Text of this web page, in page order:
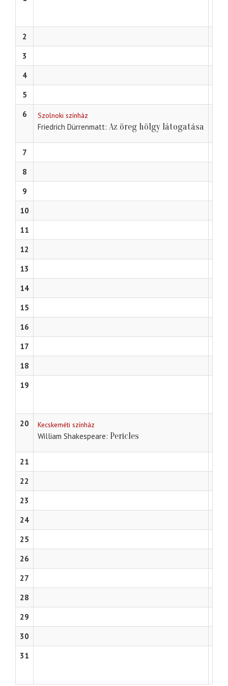
2
3
4
5
6
Szolnoki színház
Friedrich Dürrenmatt Az öreg hölgy látogatása
7
8
9
10
11
12
13
14
15
16
17
18
19
20 Kecskeméti színház
William Shakespeare Pericles
21
22
23
24
25
26
27
28
29
30
31